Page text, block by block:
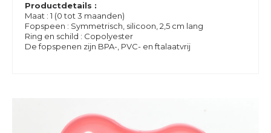
Productdetails :
Maat : 1 (0 tot 3 maanden)
Fopspeen : Symmetrisch, silicoon, 2,5 cm lang
Ring en schild : Copolyester
De fopspenen zijn BPA-, PVC- en ftalaatvrij